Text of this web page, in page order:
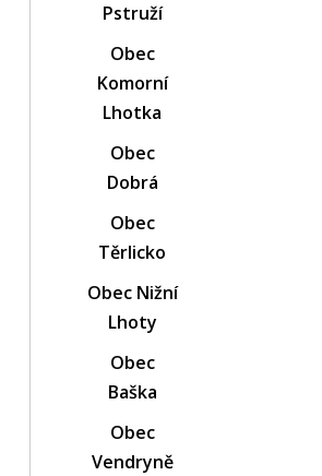
Pstruží
Obec
Komorní
Lhotka
Obec
Dobrá
Obec
Těrlicko
Obec Nižní
Lhoty
Obec
Baška
Obec
Vendryně